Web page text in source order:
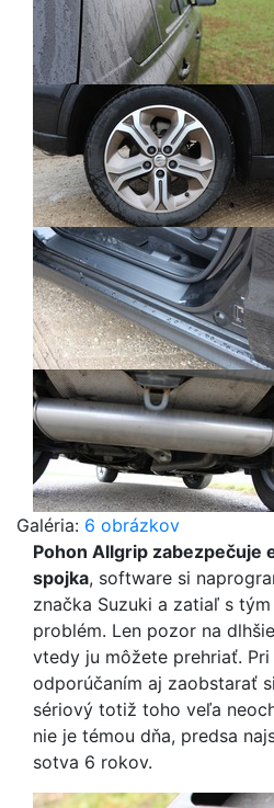
Galéria: 6 obrázkov
Pohon Allgrip zabezpečuje
spojka, software si
značka Suzuki a zatiaľ s
problém. Len pozor na
vtedy ju môžete prehriať.
odporúčaním aj zaobstarať
sériový totiž toho veľa
nie je témou dňa, predsa
sotva 6 rokov.